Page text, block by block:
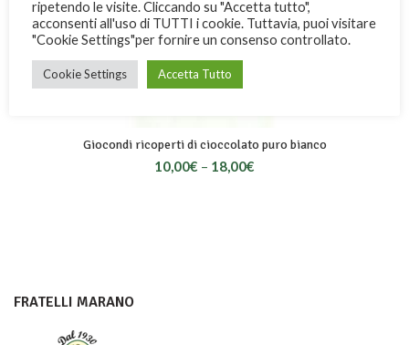
Giocondi ricoperti di cioccolato puro bianco
10,00€ – 18,00€
FRATELLI MARANO
ripetendo le visite. Cliccando su "Accetta tutto",
acconsenti all'uso di TUTTI i cookie. Tuttavia, puoi visitare
"Cookie Settings"per fornire un consenso controllato.
Cookie Settings Accetta Tutto